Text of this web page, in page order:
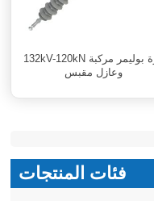
132kV-120kN كرة بوليمر مركبة
وعازل مقبس
فئات المنتجات